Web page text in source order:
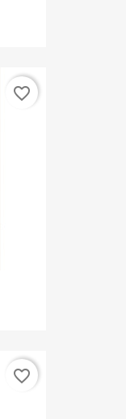
favorite_border
favorite_border